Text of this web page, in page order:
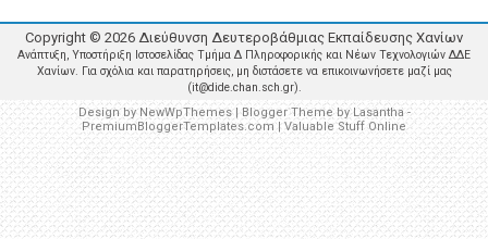
Copyright © 2026 Διεύθυνση Δευτεροβάθμιας Εκπαίδευσης Χανίων
Ανάπτυξη, Υποστήριξη Ιστοσελίδας Τμήμα Δ Πληροφορικής και Νέων Τεχνολογιών ΔΔΕ
Χανίων. Για σχόλια και παρατηρήσεις, μη διστάσετε να επικοινωνήσετε μαζί μας
(it@dide.chan.sch.gr).
Design byNewWpThemes| Blogger Theme byLasantha -
PremiumBloggerTemplates.com| Valuable Stuff Online